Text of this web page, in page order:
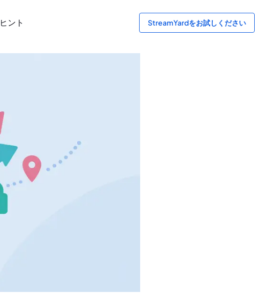
ヒント StreamYardをお試しください